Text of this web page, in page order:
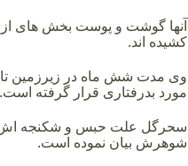
آنها گوشت و پوست بخش های از
کشیده اند.
وی مدت شش ماه در زیرزمین
مورد بدرفتاری قرار گرفته است.
سحرگل علت حبس و شکنجه اش
شوهرش بیان نموده است.